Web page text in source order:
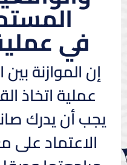
في
إن الموازنة
عملية اتخاذ
يجب أن يدرك
الاعتماد على